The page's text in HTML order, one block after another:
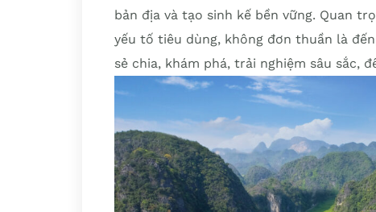
bản địa và tạo sinh kế bền vững. Quan
yếu tố tiêu dùng, không đơn thuần là
sẻ chia, khám phá, trải nghiệm sâu sắc,